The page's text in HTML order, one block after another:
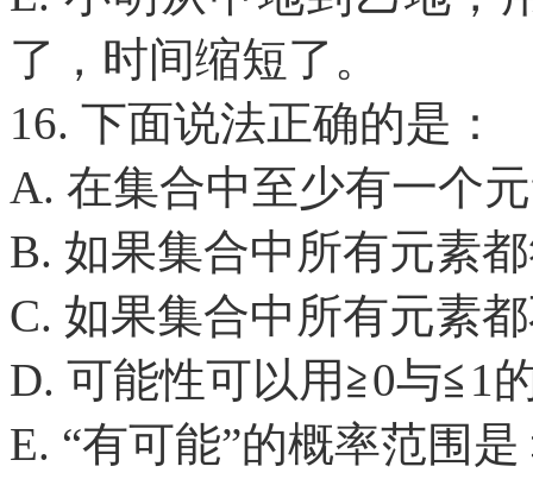
了，时间缩短了。
16. 下面说法正确的是：
A. 在集合中至少有一个
B. 如果集合中所有元素
C. 如果集合中所有元素
D. 可能性可以用≧0与≦1
E. “有可能”的概率范围